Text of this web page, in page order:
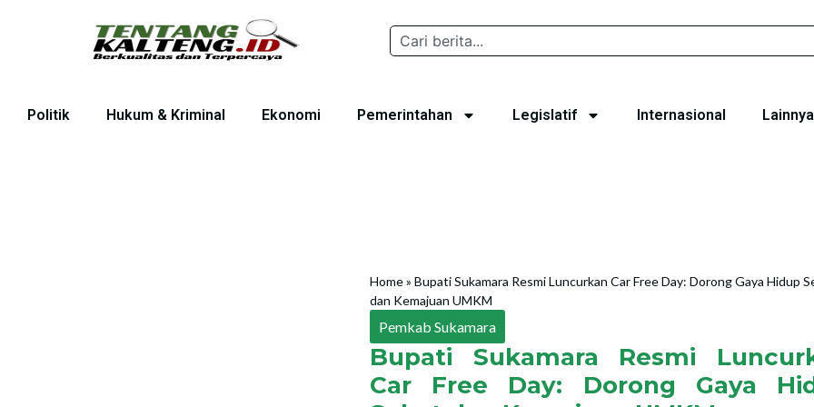
Politik Hukum & Kriminal Ekonomi Pemerintahan Legislatif Internasional Lainnya
Home»Bupati Sukamara Resmi Luncurkan Car Free Day: Dorong Gaya Hidup
dan Kemajuan UMKM
Pemkab Sukamara
Bupati Sukamara Resmi
Car Free Day: Dorong Gaya